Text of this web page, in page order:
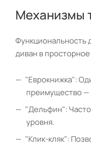
Механизмы
Функциональность
диван в
"Еврокнижка":
преимущество —
"Дельфин": Часто
уровня.
"Клик-кляк":